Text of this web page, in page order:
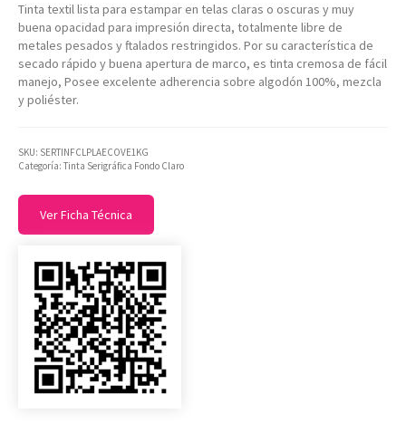
Tinta textil lista para estampar en telas claras o oscuras y muy
buena opacidad para impresión directa, totalmente libre de
metales pesados y ftalados restringidos. Por su característica de
secado rápido y buena apertura de marco, es tinta cremosa de fácil
manejo, Posee excelente adherencia sobre algodón 100%, mezcla
y poliéster.
SKU: SERTINFCLPLAECOVE1KG
Categoría: Tinta Serigráfica Fondo Claro
Ver Ficha Técnica